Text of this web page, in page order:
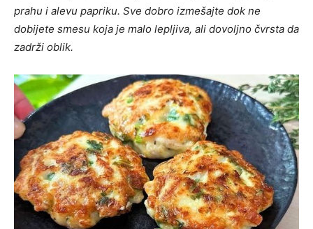
prahu i alevu papriku. Sve dobro izmešajte dok ne
dobijete smesu koja je malo lepljiva, ali dovoljno čvrsta da
zadrži oblik.